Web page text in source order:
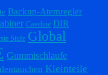
Backup-Atemregler
Caveline DIR
Stufe Global
Gummischlaufe
Kleinteile